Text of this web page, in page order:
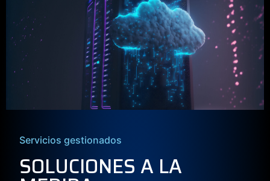
Servicios gestionados
SOLUCIONES A LA